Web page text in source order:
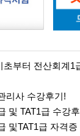
초부터 전산회계1
리사 수강후기!
및 TAT1급 수강
및TAT1급 자격증